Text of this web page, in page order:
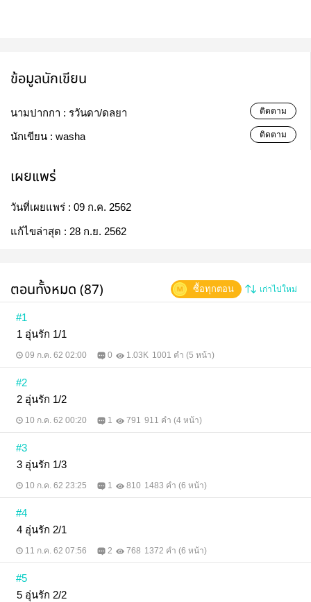
ข้อมูลนักเขียน
นามปากกา : รวันดา/ดลยา ติดตาม
นักเขียน : washa ติดตาม
เผยแพร่
วันที่เผยแพร่ : 09 ก.ค. 2562
แก้ไขล่าสุด : 28 ก.ย. 2562
ตอนทั้งหมด (87) เก่าไปใหม่
ซื้อทุกตอน
#1
1 อุ่นรัก 1/1
09 ก.ค. 62 02:00 0 1.03K 1001 คำ (5 หน้า)
#2
2 อุ่นรัก 1/2
10 ก.ค. 62 00:20 1 791 911 คำ (4 หน้า)
#3
3 อุ่นรัก 1/3
10 ก.ค. 62 23:25 1 810 1483 คำ (6 หน้า)
#4
4 อุ่นรัก 2/1
11 ก.ค. 62 07:56 2 768 1372 คำ (6 หน้า)
#5
5 อุ่นรัก 2/2